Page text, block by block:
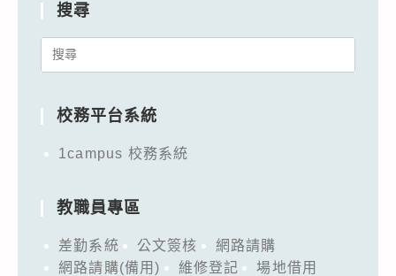
搜尋
Search
校務平台系統
1campus 校務系統
教職員專區
差勤系統 公文簽核
網路請購
網路請購(備用)
維修登記
場地借用